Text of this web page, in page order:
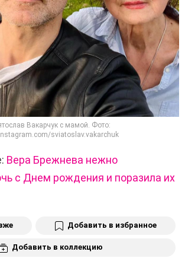
Вакарчук с мамой. Фото:
sviatoslav.vakarchuk
Вера Брежнева нежно
с Днем рождения и поразила их
Добавить в избранное
Добавить в коллекцию